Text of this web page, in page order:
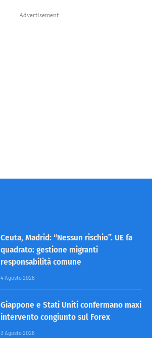
Advertisement
Ceuta, Madrid: “Nessun rischio”. UE fa
quadrato: gestione migranti
responsabilità comune
4 Agosto 2026
Giappone e Stati Uniti confermano maxi
intervento congiunto sul Forex
3 Agosto 2026